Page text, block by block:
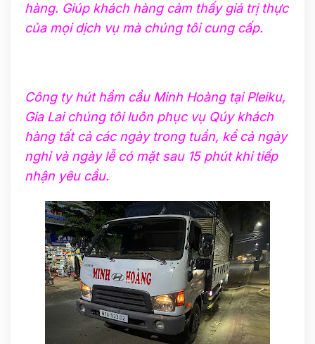
hàng. Giúp khách hàng cảm thấy giá trị thực
của mọi dịch vụ mà chúng tôi cung cấp.
Công ty hút hầm cầu Minh Hoàng tại Pleiku,
Gia Lai chúng tôi luôn phục vụ Qúy khách
hàng tất cả các ngày trong tuần, kể cả ngày
nghỉ và ngày lễ có mặt sau 15 phút khi tiếp
nhận yêu cầu.